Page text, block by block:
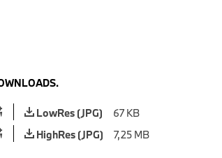
LowRes (JPG)
67 KB
HighRes (JPG)
7,25 MB